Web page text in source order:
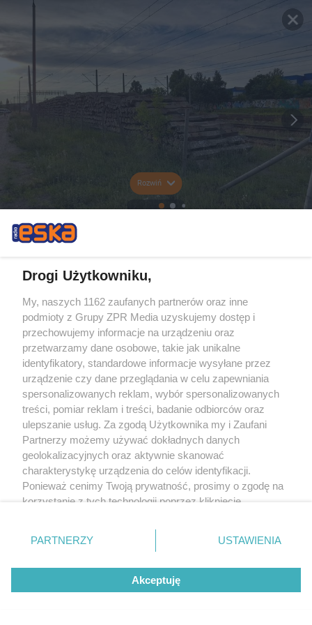
Rozwiń
Drogi Użytkowniku,
My, naszych 1162 zaufanych partnerów oraz inne
podmioty z Grupy ZPR Media uzyskujemy dostęp i
przechowujemy informacje na urządzeniu oraz
przetwarzamy dane osobowe, takie jak unikalne
identyfikatory, standardowe informacje wysyłane przez
urządzenie czy dane przeglądania w celu zapewniania
spersonalizowanych reklam, wybór spersonalizowanych
treści, pomiar reklam i treści, badanie odbiorców oraz
ulepszanie usług. Za zgodą Użytkownika my i Zaufani
Partnerzy możemy używać dokładnych danych
geolokalizacyjnych oraz aktywnie skanować
charakterystykę urządzenia do celów identyfikacji.
Ponieważ cenimy Twoją prywatność, prosimy o zgodę na
korzystanie z tych technologii poprzez kliknięcie
zmienić/wycofać klikając przycisk ustawień prywatności
znajdujący się w lewym dolnym rogu strony
rodzaje przetwarzania danych nie wymagają zgody
użytkownika, ale masz prawo sprzeciwić się takiemu
przetwarzaniu. Preferencje będą miały zastosowanie tylko
PARTNERZY USTAWIENIA
Akceptuję